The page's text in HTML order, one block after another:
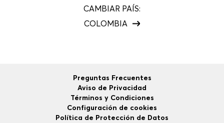
CAMBIAR PAÍS:
COLOMBIA
Preguntas Frecuentes
Aviso de Privacidad
Términos y Condiciones
Configuración de cookies
Política de Protección de Datos